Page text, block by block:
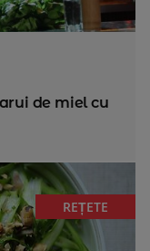
de miel cu
REȚETE